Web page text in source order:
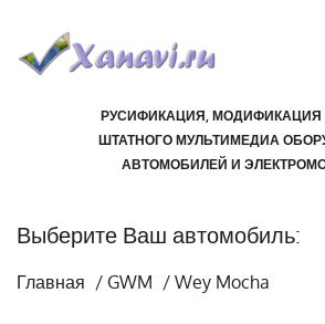
РУСИФИКАЦИЯ, МОДИФИКАЦИЯ
ШТАТНОГО МУЛЬТИМЕДИА
АВТОМОБИЛЕЙ И
Выберите Ваш автомобиль:
Главная / GWM / Wey Mocha